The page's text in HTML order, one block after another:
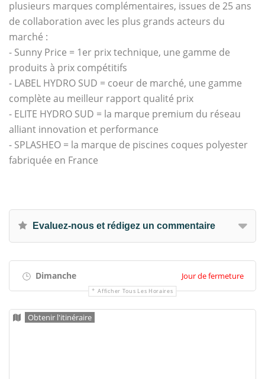
plusieurs marques complémentaires, issues de 25 ans
de collaboration avec les plus grands acteurs du
marché :
- Sunny Price = 1er prix technique, une gamme de
produits à prix compétitifs
- LABEL HYDRO SUD = coeur de marché, une gamme
complète au meilleur rapport qualité prix
- ELITE HYDRO SUD = la marque premium du réseau
alliant innovation et performance
- SPLASHEO = la marque de piscines coques polyester
fabriquée en France
Evaluez-nous et rédigez un commentaire
Dimanche Jour de fermeture
Afficher Tous Les Horaires
Obtenir l'itinéraire